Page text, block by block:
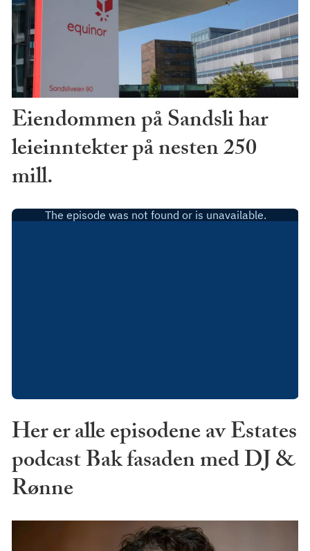
Eiendommen på Sandsli har
leieinntekter på nesten 250
mill.
Her er alle episodene av Estates
podcast Bak fasaden med DJ &
Rønne